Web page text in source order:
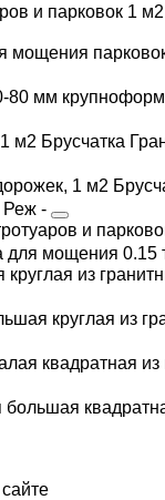
и парковок 1 м2
мощения
80 мм
Брусчатка
Реж -
для мощения 0.15
из
круглая из
квадратная